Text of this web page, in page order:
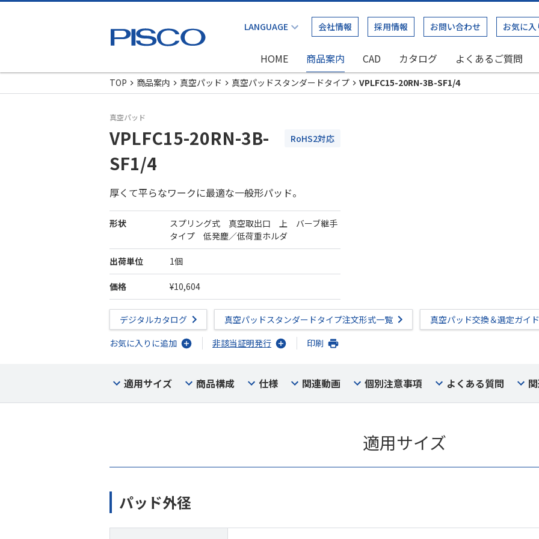
会社情報 採用情報 お問い合わせ お気に入
HOME 商品案内 CAD カタログ よくあるご質問
TOP
商品案内 真空パッド 真空パッドスタンダードタイプ VPLFC15-20RN-3B-SF1/4
真空パッド
VPLFC15-20RN-3B-
SF1/4
RoHS2対応
厚くて平らなワークに最適な一般形パッド。
形状
スプリング式 真空取出口 上 バーブ継手
タイプ 低発塵／低荷重ホルダ
出荷単位 1個
価格 ¥10,604
デジタルカタログ 真空パッドスタンダードタイプ注文形式一覧
真空パッド交換＆選定ガイド
お気に入りに追加
非該当証明発行 印刷
適用サイズ 商品構成 仕様 関連動画 個別注意事項 よくある質問
適用サイズ
パッド外径